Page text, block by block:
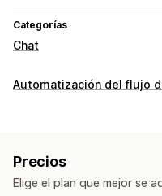
Categorías
Chat
Mensajería en tiempo real
Respuestas automatizadas
Recuperación de carritos
Automatización del flujo
Etiquetas de pedidos
Procesamiento de
Precios
Elige el plan que mejor se